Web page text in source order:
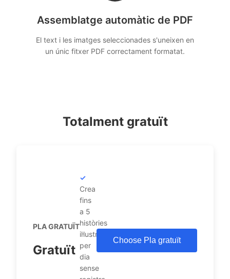
Assemblatge automàtic de PDF
El text i les imatges seleccionades s'uneixen en
un únic fitxer PDF correctament formatat.
Totalment gratuït
PLA GRATUÏT
Gratuït
Crea
fins
a 5
històries
il·lustrades
per
dia
sense
Choose Pla gratuït